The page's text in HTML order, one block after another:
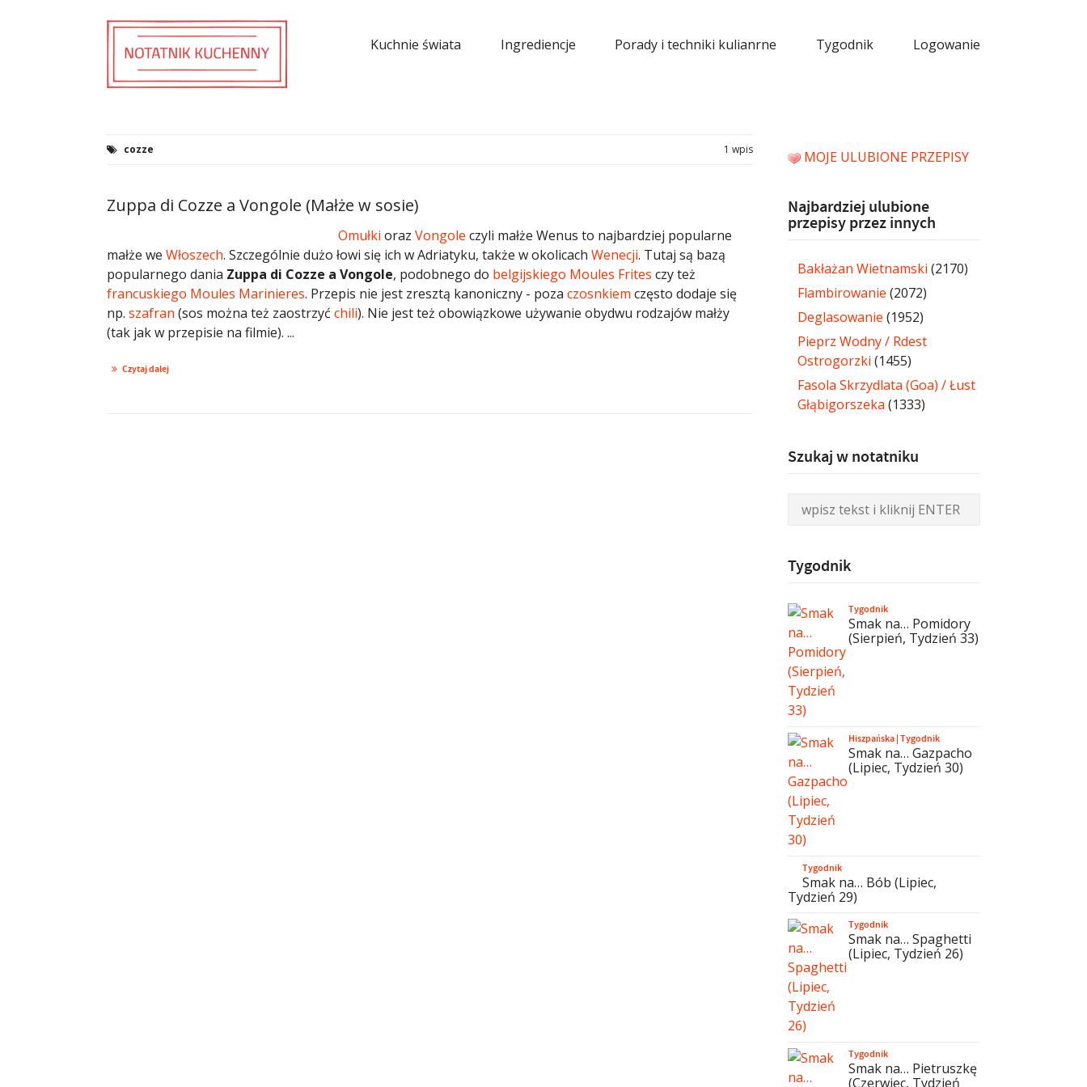
Kuchnie świata Ingrediencje Porady i techniki kulianrne Tygodnik Logowanie
cozze 1 wpis
Zuppa di Cozze a Vongole (Małże w sosie)
Omułki oraz Vongole czyli małże Wenus to najbardziej popularne
małże we Włoszech. Szczególnie dużo łowi się ich w Adriatyku, także w okolicach Wenecji. Tutaj są bazą
popularnego dania Zuppa di Cozze a Vongole, podobnego do belgijskiego Moules Frites czy też
francuskiego Moules Marinieres. Przepis nie jest zresztą kanoniczny - poza czosnkiem często dodaje się
np. szafran (sos można też zaostrzyć chili). Nie jest też obowiązkowe używanie obydwu rodzajów małży
(tak jak w przepisie na filmie). ...
Czytaj dalej
MOJE ULUBIONE PRZEPISY
Najbardziej ulubione
przepisy przez innych
Bakłażan Wietnamski (2170)
Flambirowanie (2072)
Deglasowanie (1952)
Pieprz Wodny / Rdest
Ostrogorzki (1455)
Fasola Skrzydlata (Goa) / Łust
Głąbigorszeka (1333)
Szukaj w notatniku
Tygodnik
Tygodnik
Smak na… Pomidory
(Sierpień, Tydzień 33)
Hiszpańska|Tygodnik
Smak na… Gazpacho
(Lipiec, Tydzień 30)
Tygodnik
Smak na… Bób (Lipiec,
Tydzień 29)
Tygodnik
Smak na… Spaghetti
(Lipiec, Tydzień 26)
Tygodnik
Smak na… Pietruszkę
(Czerwiec, Tydzień